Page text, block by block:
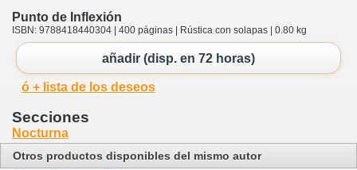
Punto de Inflexión
ISBN: 9788418440304 | 400 páginas | Rústica con solapas | 0.80 kg
añadir (disp. en 72 horas)
ó + lista de los deseos
Secciones
Nocturna
Otros productos disponibles del mismo autor